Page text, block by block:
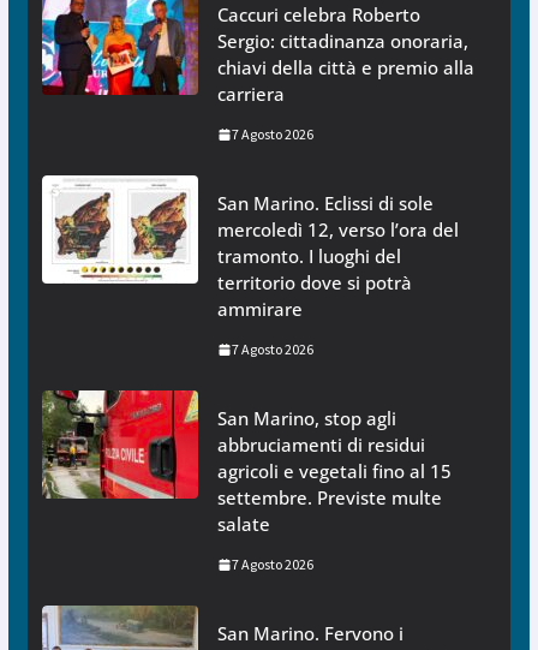
Caccuri celebra Roberto
Sergio: cittadinanza onoraria,
chiavi della città e premio alla
carriera
7 Agosto 2026
San Marino. Eclissi di sole
mercoledì 12, verso l’ora del
tramonto. I luoghi del
territorio dove si potrà
ammirare
7 Agosto 2026
San Marino, stop agli
abbruciamenti di residui
agricoli e vegetali fino al 15
settembre. Previste multe
salate
7 Agosto 2026
San Marino. Fervono i